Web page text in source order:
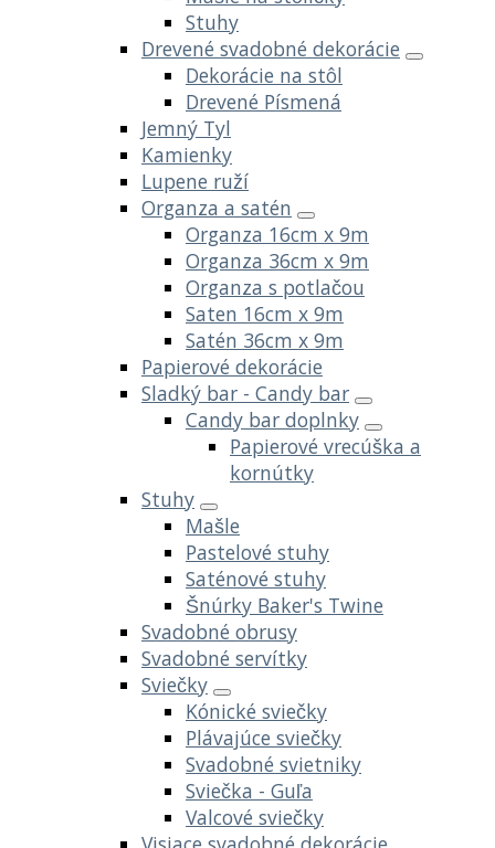
Stuhy
Drevené svadobné dekorácie
Dekorácie na stôl
Drevené Písmená
Jemný Tyl
Kamienky
Lupene ruží
Organza a satén
Organza 16cm x 9m
Organza 36cm x 9m
Organza s potlačou
Saten 16cm x 9m
Satén 36cm x 9m
Papierové dekorácie
Sladký bar - Candy bar
Candy bar doplnky
Papierové vrecúška a
kornútky
Stuhy
Mašle
Pastelové stuhy
Saténové stuhy
Šnúrky Baker's Twine
Svadobné obrusy
Svadobné servítky
Sviečky
Kónické sviečky
Plávajúce sviečky
Svadobné svietniky
Sviečka - Guľa
Valcové sviečky